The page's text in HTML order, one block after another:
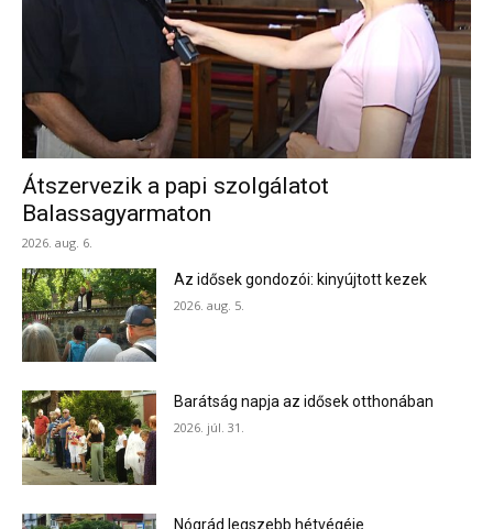
Átszervezik a papi szolgálatot
Balassagyarmaton
2026. aug. 6.
Az idősek gondozói: kinyújtott kezek
2026. aug. 5.
Barátság napja az idősek otthonában
2026. júl. 31.
Nógrád legszebb hétvégéje